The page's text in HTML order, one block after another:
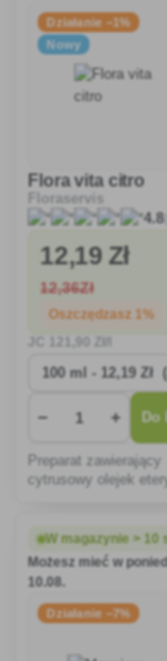
Działanie −1%
Nowy
Flora vita citro
Floraservis
4.8
12,19 Zł
12,36Zł
Oszczędzasz 1%
121
− + Do
Preparat zawierający
cytrusowy olejek
chorobom
zwłaszcza
rzekomemu.
W magazynie > 10
Możesz mieć w
10.08.
Działanie −7%